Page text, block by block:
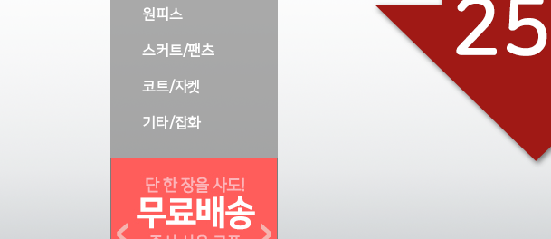
원피스
스커트/팬츠
코트/자켓
기타/잡화